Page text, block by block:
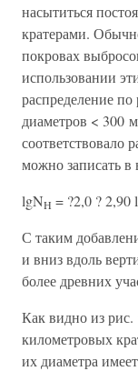
насытиться
кратерами.
покровах
использовании
распределение
диаметров < 300
соответствовало
можно записать в
lgNH = ?2,0 ? 2,90
С таким
и вниз вдоль
более древних
Как видно из рис.
километровых
их диаметра